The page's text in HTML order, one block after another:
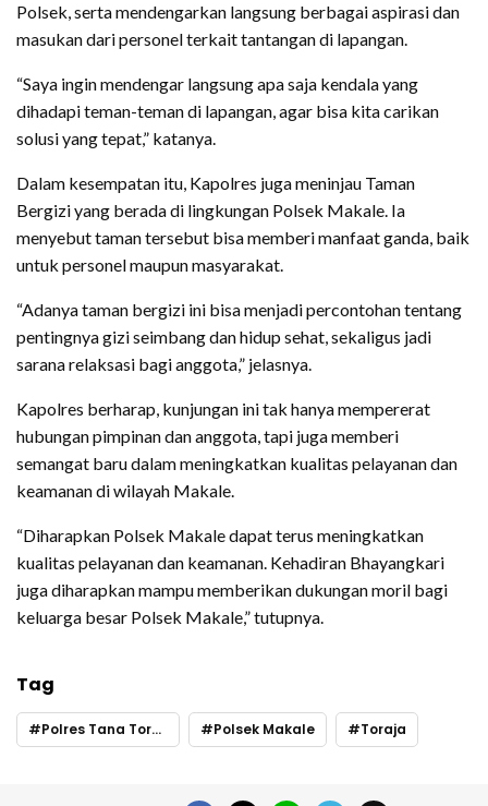
Polsek, serta mendengarkan langsung berbagai aspirasi dan
masukan dari personel terkait tantangan di lapangan.
“Saya ingin mendengar langsung apa saja kendala yang
dihadapi teman-teman di lapangan, agar bisa kita carikan
solusi yang tepat,” katanya.
Dalam kesempatan itu, Kapolres juga meninjau Taman
Bergizi yang berada di lingkungan Polsek Makale. Ia
menyebut taman tersebut bisa memberi manfaat ganda, baik
untuk personel maupun masyarakat.
“Adanya taman bergizi ini bisa menjadi percontohan tentang
pentingnya gizi seimbang dan hidup sehat, sekaligus jadi
sarana relaksasi bagi anggota,” jelasnya.
Kapolres berharap, kunjungan ini tak hanya mempererat
hubungan pimpinan dan anggota, tapi juga memberi
semangat baru dalam meningkatkan kualitas pelayanan dan
keamanan di wilayah Makale.
“Diharapkan Polsek Makale dapat terus meningkatkan
kualitas pelayanan dan keamanan. Kehadiran Bhayangkari
juga diharapkan mampu memberikan dukungan moril bagi
keluarga besar Polsek Makale,” tutupnya.
Tag
Polres Tana Toraja Polsek Makale Toraja